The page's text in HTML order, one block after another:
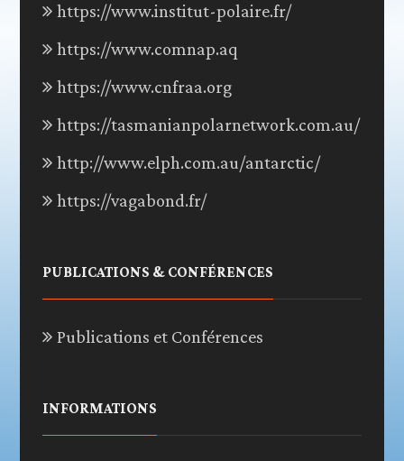
https://www.institut-polaire.fr/
https://www.comnap.aq
https://www.cnfraa.org
https://tasmanianpolarnetwork.com.au/
http://www.elph.com.au/antarctic/
https://vagabond.fr/
PUBLICATIONS & CONFÉRENCES
Publications et Conférences
INFORMATIONS